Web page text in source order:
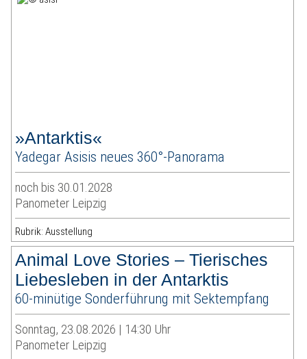
»Antarktis«
Yadegar Asisis neues 360°-Panorama
noch bis 30.01.2028
Panometer Leipzig
Rubrik: Ausstellung
Animal Love Stories – Tierisches
Liebesleben in der Antarktis
60-minütige Sonderführung mit Sektempfang
Sonntag, 23.08.2026 | 14:30 Uhr
Panometer Leipzig